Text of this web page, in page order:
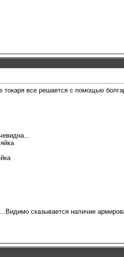
токаря все решается с помощью
сказывается наличие